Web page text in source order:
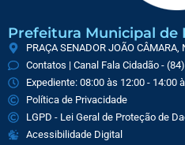
Prefeitura Municipal de
PRAÇA SENADOR JOÃO
Contatos | Canal Fala Cidadão -
Expediente: 08:00 às 12:00 - 14:00
Política de Privacidade
LGPD - Lei Geral de Proteção de
Acessibilidade Digital